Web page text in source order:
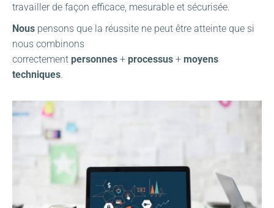
travailler de façon efficace, mesurable et sécurisée.
Nous pensons que la réussite ne peut être atteinte que si
nous combinons
correctement personnes + processus + moyens
techniques.